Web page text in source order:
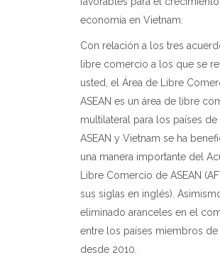
economía en Vietnam.
Con relación a los tres
libre comercio a los que se
usted, el Área de Libre
ASEAN es un área de libre
multilateral para los países de
ASEAN y Vietnam se ha
una manera importante del
Libre Comercio de ASEAN
sus siglas en inglés).
eliminado aranceles en el
entre los países miembros de
desde 2010.